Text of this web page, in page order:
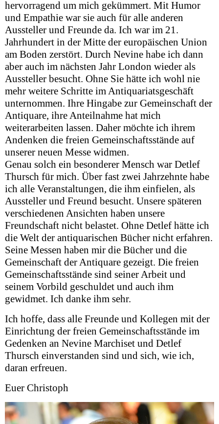
hervorragend um mich gekümmert. Mit Humor
und Empathie war sie auch für alle anderen
Aussteller und Freunde da. Ich war im 21.
Jahrhundert in der Mitte der europäischen Union
am Boden zerstört. Durch Nevine habe ich dann
aber auch im nächsten Jahr London wieder als
Aussteller besucht. Ohne Sie hätte ich wohl nie
mehr weitere Schritte im Antiquariatsgeschäft
unternommen. Ihre Hingabe zur Gemeinschaft der
Antiquare, ihre Anteilnahme hat mich
weiterarbeiten lassen. Daher möchte ich ihrem
Andenken die freien Gemeinschaftsstände auf
unserer neuen Messe widmen.
Genau solch ein besonderer Mensch war Detlef
Thursch für mich. Über fast zwei Jahrzehnte habe
ich alle Veranstaltungen, die ihm einfielen, als
Aussteller und Freund besucht. Unsere späteren
verschiedenen Ansichten haben unsere
Freundschaft nicht belastet. Ohne Detlef hätte ich
die Welt der antiquarischen Bücher nicht erfahren.
Seine Messen haben mir die Bücher und die
Gemeinschaft der Antiquare gezeigt. Die freien
Gemeinschaftsstände sind seiner Arbeit und
seinem Vorbild geschuldet und auch ihm
gewidmet. Ich danke ihm sehr.
Ich hoffe, dass alle Freunde und Kollegen mit der
Einrichtung der freien Gemeinschaftsstände im
Gedenken an Nevine Marchiset und Detlef
Thursch einverstanden sind und sich, wie ich,
daran erfreuen.
Euer Christoph